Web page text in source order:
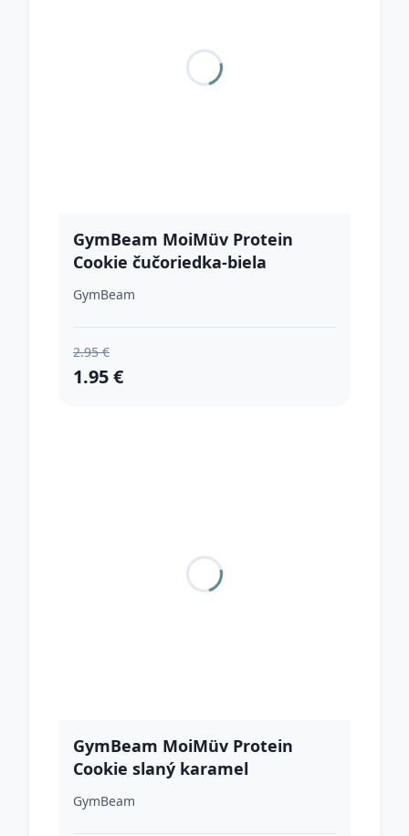
GymBeam MoiMüv Protein
Cookie čučoriedka-biela
čokoláda
GymBeam
2.95 €
1.95 €
GymBeam MoiMüv Protein
Cookie slaný karamel
GymBeam